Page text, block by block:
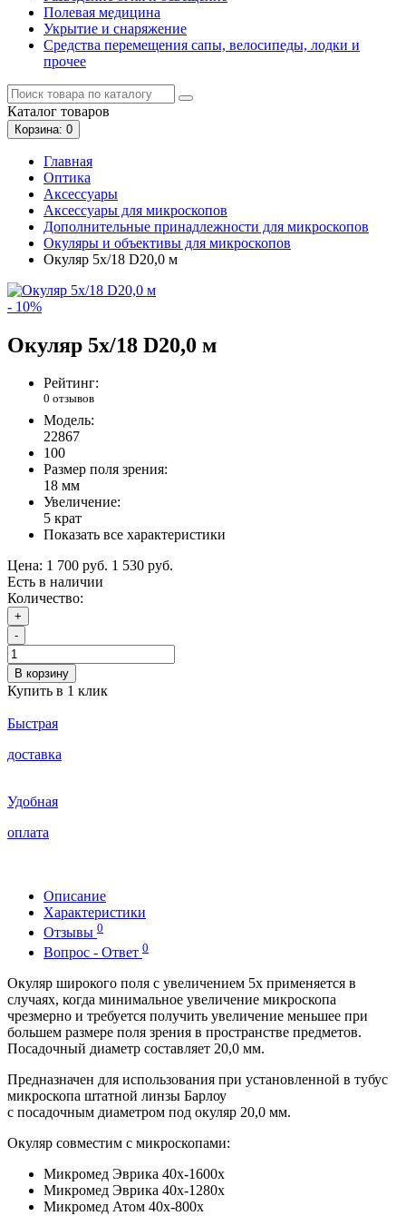
Полевая медицина
Укрытие и снаряжение
Средства перемещения сапы, велосипеды, лодки и
прочее
Каталог товаров
Корзина: 0
Главная
Оптика
Аксессуары
Аксессуары для микроскопов
Дополнительные принадлежности для микроскопов
Окуляры и объективы для микроскопов
Окуляр 5х/18 D20,0 м
- 10%
Окуляр 5х/18 D20,0 м
Рейтинг:
0 отзывов
Модель:
22867
100
Размер поля зрения:
18 мм
Увеличение:
5 крат
Показать все характеристики
Цена: 1 700 руб. 1 530 руб.
Есть в наличии
Количество:
+
-
В корзину
Купить в 1 клик
Быстрая
доставка
Удобная
оплата
Описание
Характеристики
Отзывы 0
Вопрос - Ответ 0
Окуляр широкого поля с увеличением 5х применяется в
случаях, когда минимальное увеличение микроскопа
чрезмерно и требуется получить увеличение меньшее при
большем размере поля зрения в пространстве предметов.
Посадочный диаметр составляет 20,0 мм.
Предназначен для использования при установленной в тубус
микроскопа штатной линзы Барлоу
с посадочным диаметром под окуляр 20,0 мм.
Окуляр совместим с микроскопами:
Микромед Эврика 40х-1600х
Микромед Эврика 40х-1280х
Микромед Атом 40x-800x